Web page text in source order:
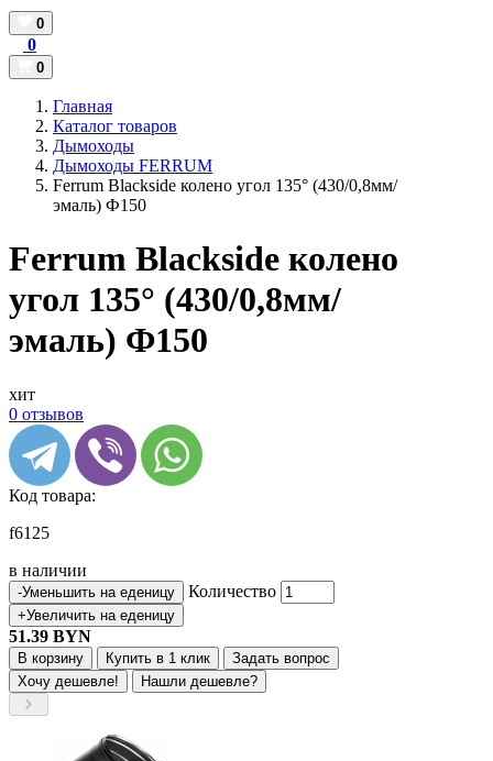
0
0
0
Главная
Каталог товаров
Дымоходы
Дымоходы FERRUM
Ferrum Blackside колено угол 135° (430/0,8мм/
эмаль) Ф150
Ferrum Blackside колено
угол 135° (430/0,8мм/
эмаль) Ф150
хит
0 отзывов
Код товара:
f6125
в наличии
-Уменьшить на еденицу Количество
+Увеличить на еденицу
51.39 BYN
В корзину Купить в 1 клик
Задать вопрос
Хочу дешевле!
Нашли дешевле?